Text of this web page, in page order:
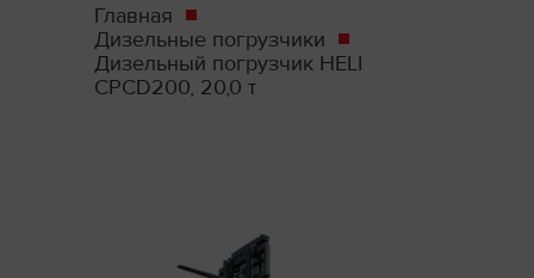
Главная
Дизельные погрузчики
Дизельный погрузчик HELI
CPCD200, 20,0 т